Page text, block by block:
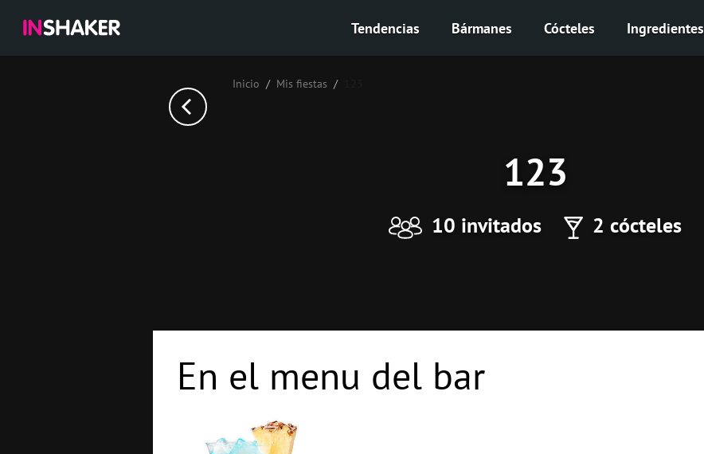
Tendencias Bármanes Cócteles Ingredientes
Inicio Mis fiestas
123
10 invitados 2 cócteles
En el menu del bar